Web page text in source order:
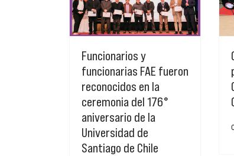
Funcionarios y
funcionarias FAE fueron
reconocidos en la
ceremonia del 176°
aniversario de la
Universidad de
Santiago de Chile